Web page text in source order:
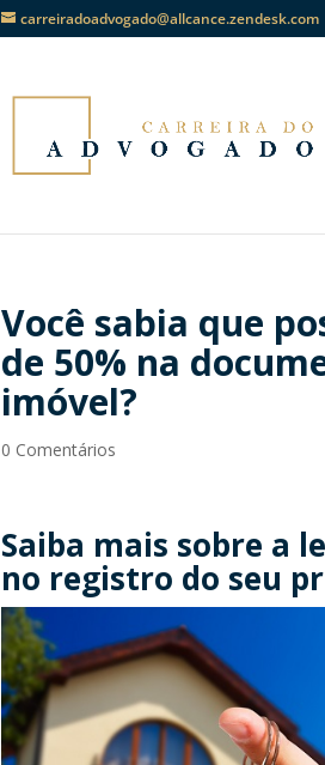
carreiradoadvogado@allcance.zendesk.com
Você sabia que
de 50% na
imóvel?
0 Comentários
Saiba mais sobre a
no registro do seu